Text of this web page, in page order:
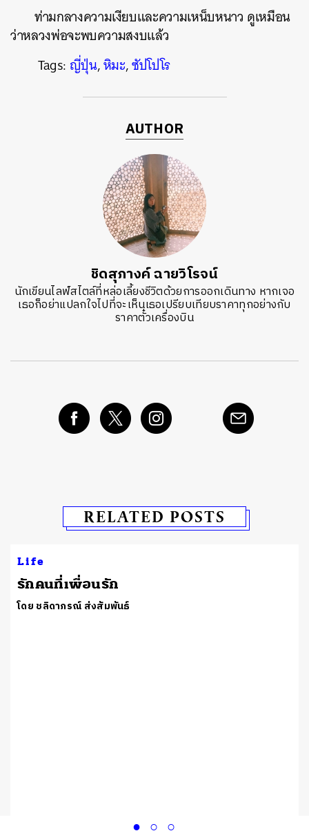
ท่ามกลางความเงียบและความเหน็บหนาว ดูเหมือน
ว่าหลวงพ่อจะพบความสงบแล้ว
Tags: ญี่ปุ่น,หิมะ,ซัปโปโร
AUTHOR
ชิดสุภางค์ ฉายวิโรจน์
นักเขียนไลฟ์สไตล์ที่หล่อเลี้ยงชีวิตด้วยการออกเดินทาง หากเจอ
เธอก็อย่าแปลกใจไปที่จะเห็นเธอเปรียบเทียบราคาทุกอย่างกับ
ราคาตั๋วเครื่องบิน
RELATED POSTS
Life
รักคนที่เพื่อนรัก
โดย ชลิดาภรณ์ ส่งสัมพันธ์